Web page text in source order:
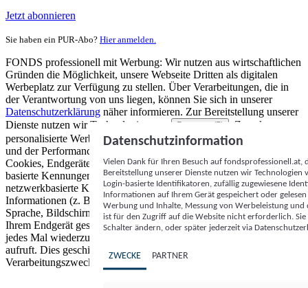
Jetzt abonnieren
Sie haben ein PUR-Abo? Hier anmelden.
FONDS professionell mit Werbung: Wir nutzen aus wirtschaftlichen
Gründen die Möglichkeit, unsere Webseite Dritten als digitalen
Werbeplatz zur Verfügung zu stellen. Über Verarbeitungen, die in
der Verantwortung von uns liegen, können Sie sich in unserer
Datenschutzerklärung näher informieren. Zur Bereitstellung unserer
Dienste nutzen wir Technologien von
Partnern (5)
. Zwecke:
personalisierte Werbung und Inhalte, Messung von Werbeleistung
und der Performance von Inhalten sowie Zielgruppenforschung.
Cookies, Endgeräte- oder ähnliche Online-Kennungen (z. B. login-
basierte Kennungen, zufällig generierte Kennungen,
netzwerkbasierte Kennungen) können zusammen mit anderen
Informationen (z. B. Browsertyp und Browserinformationen,
Sprache, Bildschirmgröße, unterstützte Technologien usw.) auf
Ihrem Endgerät gespeichert oder von dort ausgelesen werden, um es
jedes Mal wiederzuerkennen, wenn es eine App oder einer Webseite
aufruft. Dies geschieht für einen oder mehrere der hier aufgeführten
Verarbeitungszwecke.
Datenschutzinformation
Vielen Dank für Ihren Besuch auf
Bereitstellung unserer Dienste nutzen wir Technologien
Login-basierte Identifikatoren, zufällig zugewiesene
Informationen auf Ihrem Gerät gespeichert oder
Werbung und Inhalte, Messung von Werbeleistung
ist für den Zugriff auf die Website nicht erforderlich.
Schalter ändern, oder später jederzeit via
ZWECKE PARTNER